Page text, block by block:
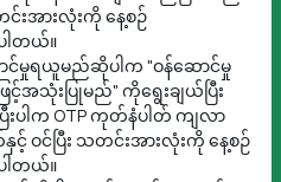
းအားလုံးကို နေ့စဉ်
တယ်။
ောင်မှုရယူမည်ဆိုပါက "ဝန်ဆောင်မှု
င့်အသုံးပြုမည်" ကိုရွေးချယ်ပြီး
းပါက OTP ကုတ်နံပါတ် ကျလာ
ဝင်ပြီး သတင်းအားလုံးကို နေ့စဉ်
တယ်။